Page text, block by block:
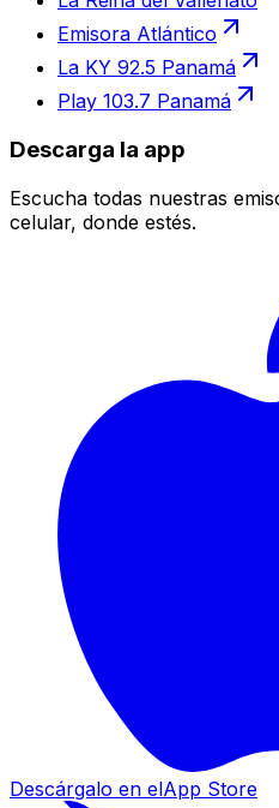
Emisora Atlántico
La KY 92.5 Panamá
Play 103.7 Panamá
Descarga la app
Escucha todas nuestras
celular, donde estés.
Descárgalo en elApp Store